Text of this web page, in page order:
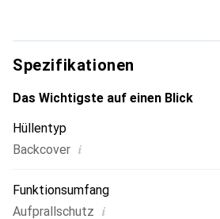
Produkte und eine zuverlässige
anspruchsvolle Kundschaft.
Spezifikationen
Das Wichtigste auf einen Blick
Hüllentyp
Backcover i
Funktionsumfang
Aufprallschutz i